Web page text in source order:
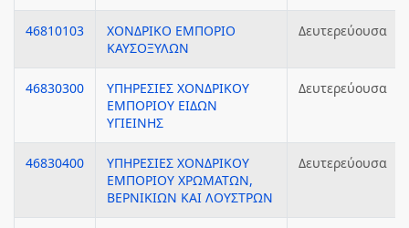
46810103
ΧΟΝΔΡΙΚΟ ΕΜΠΟΡΙΟ
ΚΑΥΣΟΞΥΛΩΝ
Δευτερεύουσα
46830300
ΥΠΗΡΕΣΙΕΣ ΧΟΝΔΡΙΚΟΥ
ΕΜΠΟΡΙΟΥ ΕΙΔΩΝ
ΥΓΙΕΙΝΗΣ
Δευτερεύουσα
46830400
ΥΠΗΡΕΣΙΕΣ ΧΟΝΔΡΙΚΟΥ
ΕΜΠΟΡΙΟΥ ΧΡΩΜΑΤΩΝ,
ΒΕΡΝΙΚΙΩΝ ΚΑΙ ΛΟΥΣΤΡΩΝ
Δευτερεύουσα